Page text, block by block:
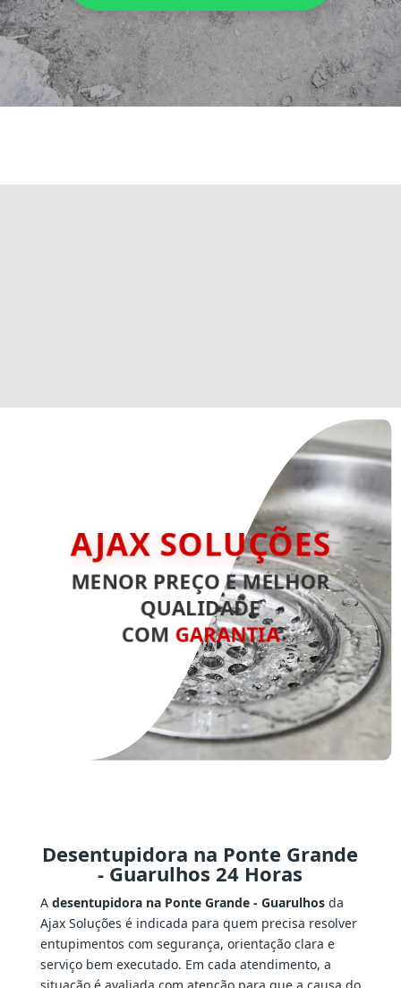
AJAX SOLUÇÕES
MENOR PREÇO E MELHOR
QUALIDADE
COM GARANTIA
Desentupidora na Ponte Grande
- Guarulhos 24 Horas
A desentupidora na Ponte Grande - Guarulhosda
Ajax Soluções é indicada para quem precisa resolver
entupimentos com segurança, orientação clara e
serviço bem executado. Em cada atendimento, a